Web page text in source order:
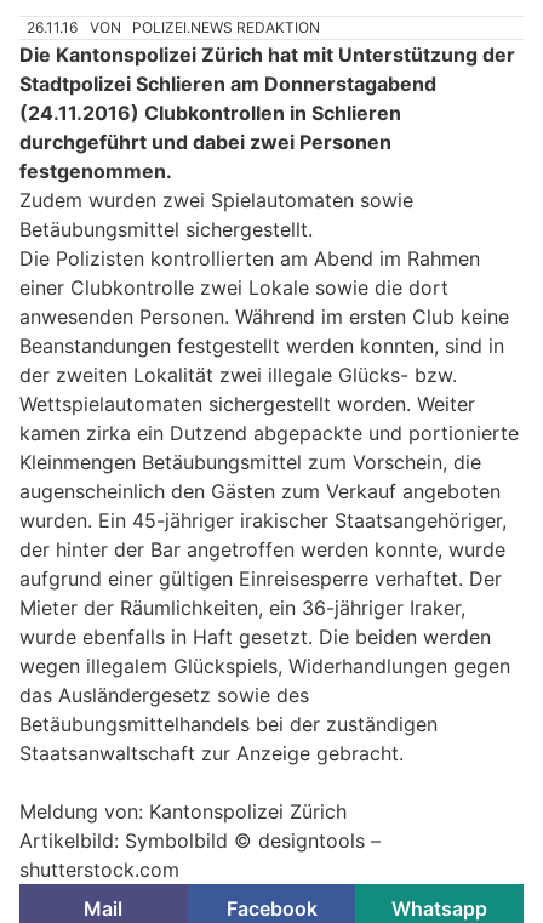
26.11.16 VON POLIZEI.NEWS REDAKTION
Die Kantonspolizei Zürich hat mit Unterstützung der
Stadtpolizei Schlieren am Donnerstagabend
(24.11.2016) Clubkontrollen in Schlieren
durchgeführt und dabei zwei Personen
festgenommen.
Zudem wurden zwei Spielautomaten sowie
Betäubungsmittel sichergestellt.
Die Polizisten kontrollierten am Abend im Rahmen
einer Clubkontrolle zwei Lokale sowie die dort
anwesenden Personen. Während im ersten Club keine
Beanstandungen festgestellt werden konnten, sind in
der zweiten Lokalität zwei illegale Glücks- bzw.
Wettspielautomaten sichergestellt worden. Weiter
kamen zirka ein Dutzend abgepackte und portionierte
Kleinmengen Betäubungsmittel zum Vorschein, die
augenscheinlich den Gästen zum Verkauf angeboten
wurden. Ein 45-jähriger irakischer Staatsangehöriger,
der hinter der Bar angetroffen werden konnte, wurde
aufgrund einer gültigen Einreisesperre verhaftet. Der
Mieter der Räumlichkeiten, ein 36-jähriger Iraker,
wurde ebenfalls in Haft gesetzt. Die beiden werden
wegen illegalem Glückspiels, Widerhandlungen gegen
das Ausländergesetz sowie des
Betäubungsmittelhandels bei der zuständigen
Staatsanwaltschaft zur Anzeige gebracht.
Meldung von: Kantonspolizei Zürich
Artikelbild: Symbolbild © designtools –
shutterstock.com
Mail
Facebook Whatsapp